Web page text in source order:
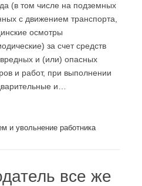
(в том числе на подземных
с движением транспорта,
осмотры
за счет средств
и (или) опасных
и работ, при выполнении
и…
и увольнение работника
все же